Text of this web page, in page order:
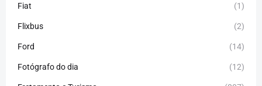
Fiat (1)
Flixbus (2)
Ford (14)
Fotógrafo do dia (12)